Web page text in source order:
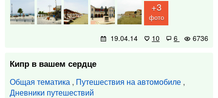
+3
фото
19.04.14 10 6 6736
Кипр в вашем сердце
Общая тематика , Путешествия на автомобиле ,
Дневники путешествий